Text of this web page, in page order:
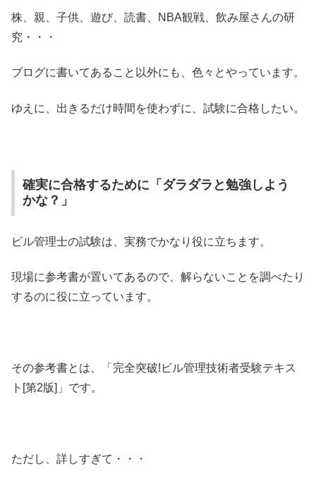
株、親、子供、遊び、読書、NBA観戦、飲み屋さんの研
究・・・
ブログに書いてあること以外にも、色々とやっています。
ゆえに、出きるだけ時間を使わずに、試験に合格したい。
確実に合格するために「ダラダラと勉強しよう
かな？」
ビル管理士の試験は、実務でかなり役に立ちます。
現場に参考書が置いてあるので、解らないことを調べたり
するのに役に立っています。
その参考書とは、「完全突破!ビル管理技術者受験テキス
ト[第2版]」です。
ただし、詳しすぎて・・・